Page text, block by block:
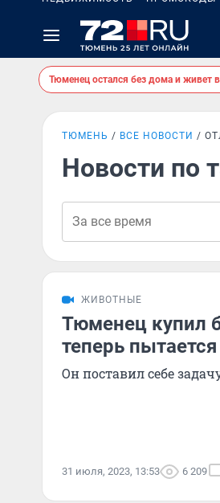
Тюменец остался без дома и живет
ТЮМЕНЬ ВСЕ НОВОСТИ
Новости по
ЖИВОТНЫЕ
Тюменец купил
теперь
Он поставил себе
31 июля, 2023, 13:53 6 209